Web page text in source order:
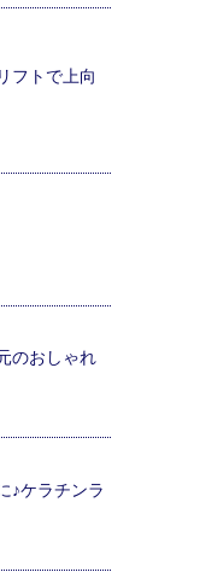
フトで上向
のおしゃれ
♪ケラチンラ